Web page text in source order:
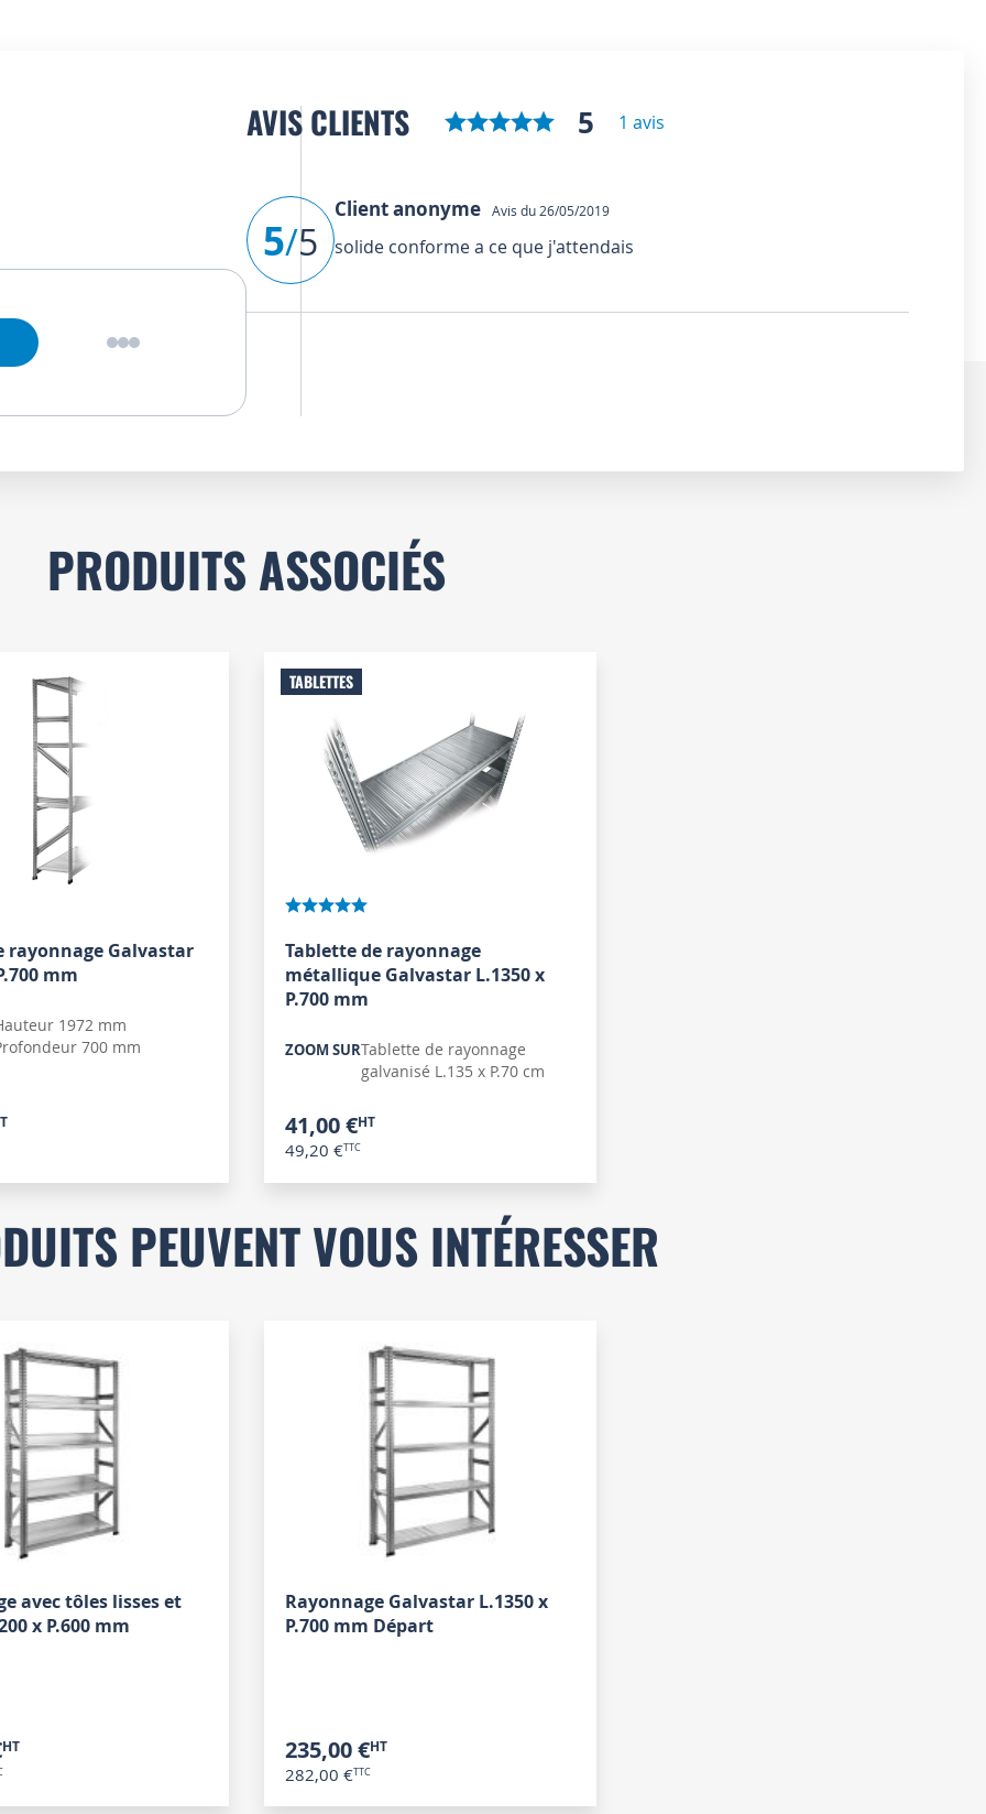
AVIS CLIENTS 5 1 avis
5/5
Client anonyme Avis du 26/05/2019
solide conforme a ce que j'attendais
PRODUITS ASSOCIÉS
rayonnage Galvastar
mm
1972 mm
700 mm
TABLETTES
Tablette de rayonnage
métallique Galvastar L.1350 x
P.700 mm
ZOOM SURTablette de rayonnage
galvanisé L.135 x P.70 cm
41,00 €
49,20 €
PEUVENT VOUS INTÉRESSER
avec tôles lisses et
x P.600 mm
Rayonnage Galvastar L.1350 x
P.700 mm Départ
235,00 €
282,00 €